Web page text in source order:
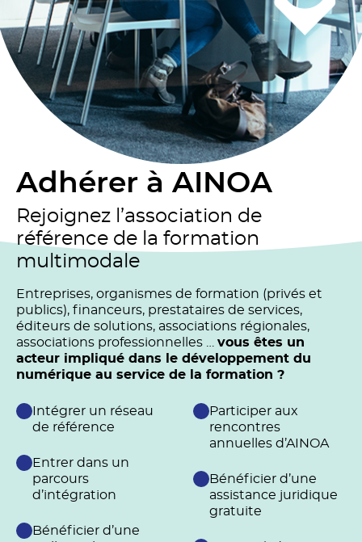
Adhérer à AINOA
Rejoignez l’association de
référence de la formation
multimodale
Entreprises, organismes de formation (privés et
publics), financeurs, prestataires de services,
éditeurs de solutions, associations régionales,
associations professionnelles … vous êtes un
acteur impliqué dans le développement du
numérique au service de la formation ?
Intégrer un réseau
de référence
Entrer dans un
parcours
d’intégration
Bénéficier d’une
Participer aux
rencontres
annuelles d’AINOA
Bénéficier d’une
assistance juridique
gratuite